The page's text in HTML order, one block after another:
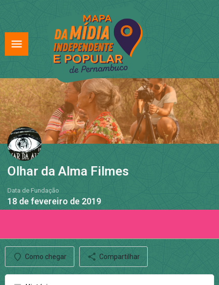
Olhar da Alma Filmes
Data de Fundação
18 de fevereiro de 2019
Como chegar Compartilhar